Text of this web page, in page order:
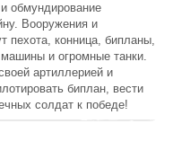
обмундирование
Вооружения и
пехота, конница, бипланы,
и огромные танки.
артиллерией и
биплан, вести
солдат к победе!